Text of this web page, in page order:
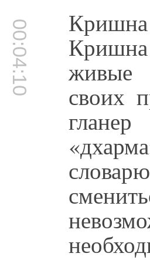
00:04:10 Кришна
живые
своих